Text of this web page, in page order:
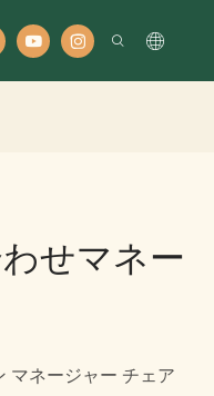
せマネー
マネージャー チェア